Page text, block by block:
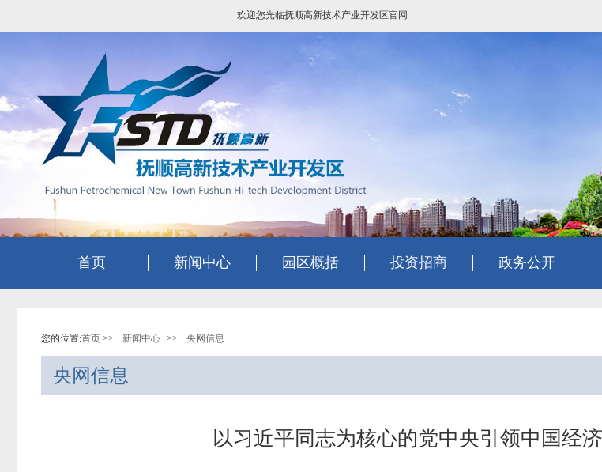
欢迎您光临抚顺高新技术产业开发区官网
首页 新闻中心 园区概括 投资招商 政务公开
您的位置:首页 >> 新闻中心 >> 央网信息
央网信息
以习近平同志为核心的党中央引领中国经